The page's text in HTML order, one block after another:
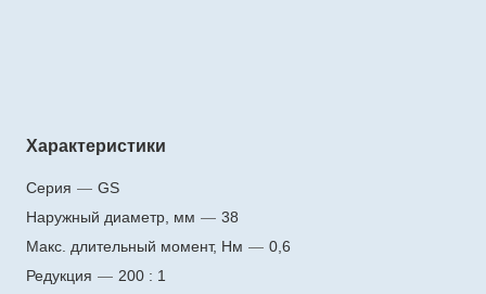
Характеристики
Серия — GS
Наружный диаметр, мм — 38
Макс. длительный момент, Нм — 0,6
Редукция — 200 : 1